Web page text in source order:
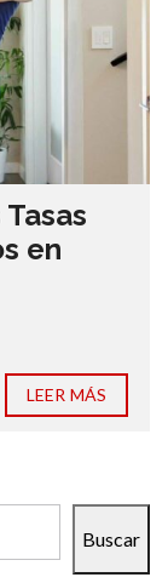
en
LEER MÁS
Buscar